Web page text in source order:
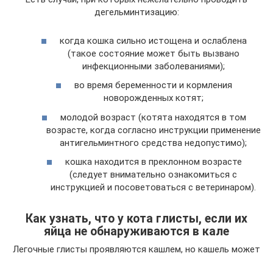
дегельминтизацию:
когда кошка сильно истощена и ослаблена
(такое состояние может быть вызвано
инфекционными заболеваниями);
во время беременности и кормления
новорожденных котят;
молодой возраст (котята находятся в том
возрасте, когда согласно инструкции применение
антигельминтного средства недопустимо);
кошка находится в преклонном возрасте
(следует внимательно ознакомиться с
инструкцией и посоветоваться с ветеринаром).
Как узнать, что у кота глисты, если их
яйца не обнаруживаются в кале
Легочные глисты проявляются кашлем, но кашель может